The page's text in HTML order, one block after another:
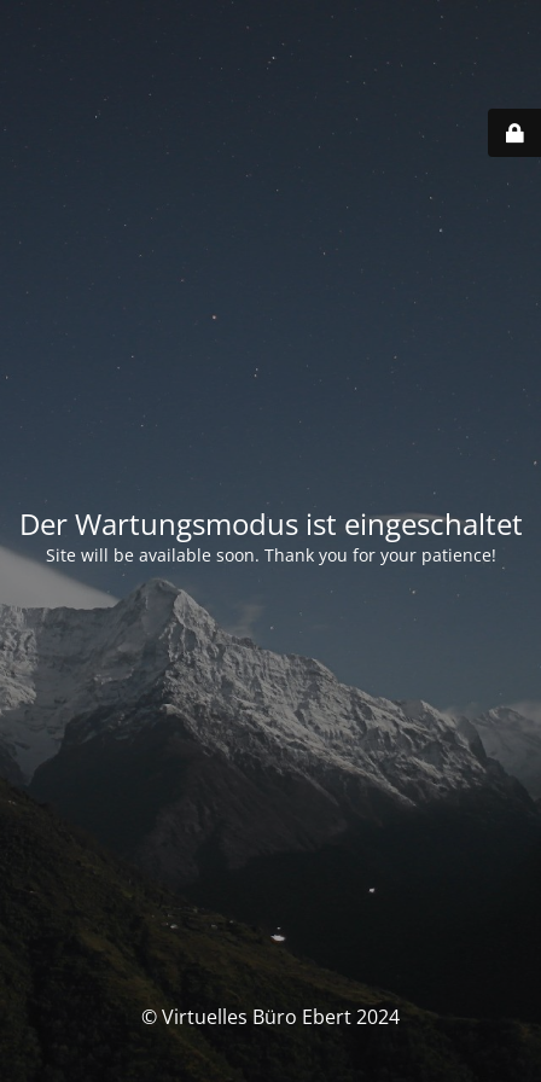
Der Wartungsmodus ist eingeschaltet
Site will be available soon. Thank you for your patience!
© Virtuelles Büro Ebert 2024